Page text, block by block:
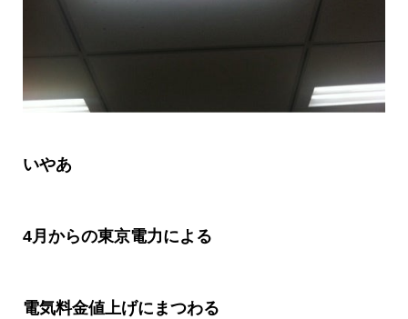
いやあ
4月からの東京電力による
電気料金値上げにまつわる